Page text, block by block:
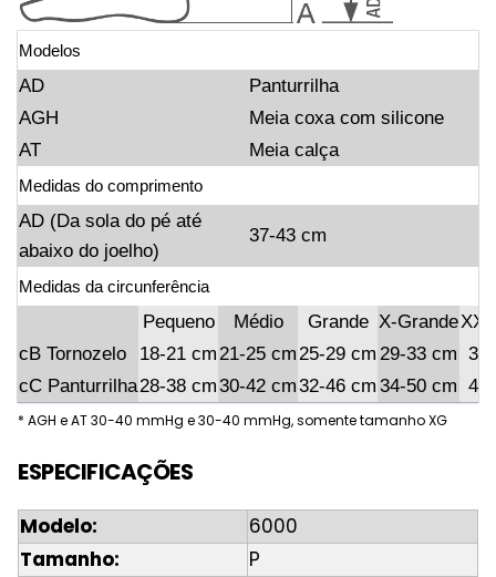
Modelos
AD
Panturrilha
AGH
Meia coxa com silicone
AT
Meia calça
Medidas do comprimento
AD (Da sola do pé até
abaixo do joelho)
37-43 cm
Medidas da circunferência
Pequeno Médio Grande X-GrandeXX-
cB Tornozelo
18-21 cm21-25 cm25-29 cm 29-33 cm
cC Panturrilha28-38 cm30-42 cm32-46 cm 34-50 cm
* AGH e AT 30-40 mmHg e 30-40 mmHg, somente tamanho XG
ESPECIFICAÇÕES
Modelo:
6000
Tamanho:
P